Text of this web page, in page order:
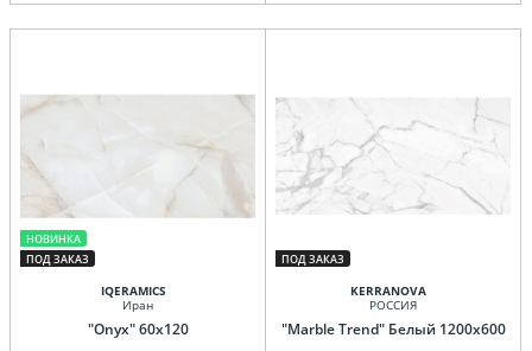
НОВИНКА
ПОД ЗАКАЗ
IQERAMICS
Иран
"Onyx" 60x120
ПОД ЗАКАЗ
KERRANOVA
РОССИЯ
"Marble Trend" Белый 1200х600